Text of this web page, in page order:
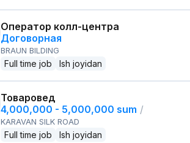
Оператор колл-центра
Договорная
BRAUN BILDING
Full time job Ish joyidan
Товаровед
4,000,000 - 5,000,000 sum /
KARAVAN SILK ROAD
Full time job Ish joyidan